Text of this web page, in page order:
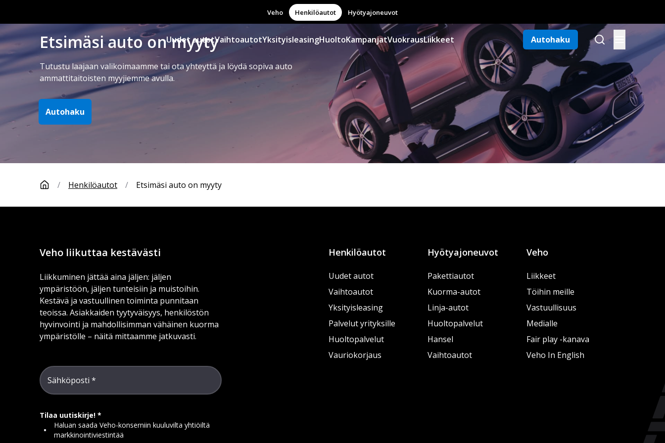
Etsimäsi auto on myyty
Tutustu laajaan valikoimaamme tai ota yhteyttä ja löydä sopiva auto
ammattitaitoisten myyjiemme avulla.
Autohaku
Veho Henkilöautot Hyötyajoneuvot
Uudet autotVaihtoautotYksityisleasingHuoltoKampanjatVuokrausLiikkeet Autohaku
/ Henkilöautot / Etsimäsi auto on myyty
Veho liikuttaa kestävästi
Liikkuminen jättää aina jäljen: jäljen
ympäristöön, jäljen tunteisiin ja muistoihin.
Kestävä ja vastuullinen toiminta punnitaan
teoissa. Asiakkaiden tyytyväisyys, henkilöstön
hyvinvointi ja mahdollisimman vähäinen kuorma
ympäristölle – näitä mittaamme jatkuvasti.
Sähköposti
Tilaa uutiskirje!
Haluan saada Veho-konserniin kuuluvilta yhtiöiltä
markkinointiviestintää
Henkilöautot
Uudet autot
Vaihtoautot
Yksityisleasing
Palvelut yrityksille
Huoltopalvelut
Vauriokorjaus
Hyötyajoneuvot
Pakettiautot
Kuorma-autot
Linja-autot
Huoltopalvelut
Hansel
Vaihtoautot
Veho
Liikkeet
Töihin meille
Vastuullisuus
Medialle
Fair play -kanava
Veho In English